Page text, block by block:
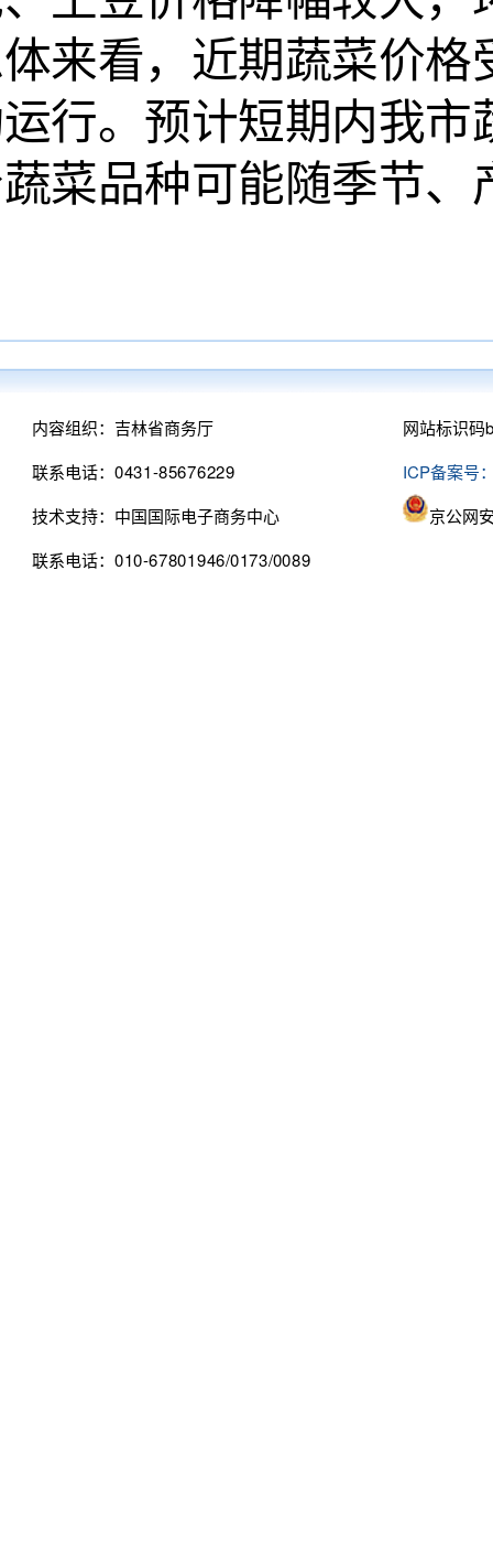
来看，近期蔬菜价
行。预计短期内我
菜品种可能随季节
内容组织：吉林省商务厅
联系电话：0431-85676229
技术支持：中国国际电子商务中心
联系电话：010-67801946/0173/0089
网站标识
ICP备案号
京公网